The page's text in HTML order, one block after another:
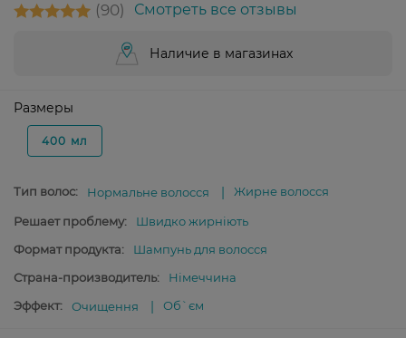
90 Смотреть все отзывы
Наличие в магазинах
Размеры
400 мл
Тип волос: Нормальне волосся Жирне волосся
Решает проблему:
Швидко жирніють
Формат продукта:
Шампунь для волосся
Страна-производитель:
Німеччина
Эффект:
Очищення Об`єм